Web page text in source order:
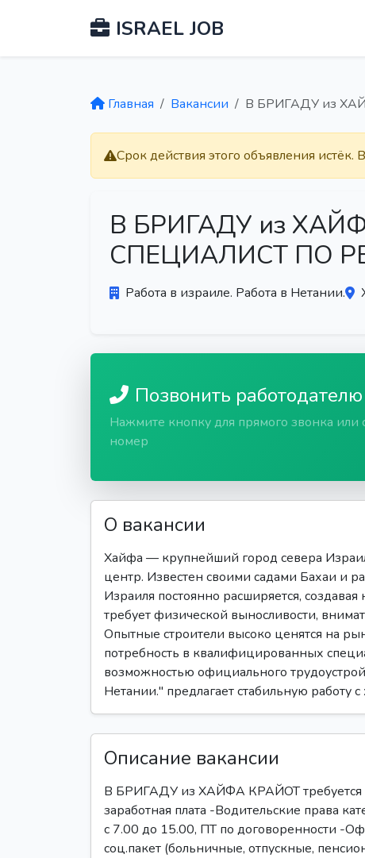
ISRAEL JOB
Главная Вакансии В БРИГАДУ из
Срок действия этого объявления
В БРИГАДУ из
СПЕЦИАЛИСТ ПО
Работа в израиле. Работа в Нетании.
Позвонить работодателю
Нажмите кнопку для прямого звонка или
номер
О вакансии
Хайфа — крупнейший город севера
центр. Известен своими садами Бахаи и
Израиля постоянно расширяется,
требует физической выносливости,
Опытные строители высоко ценятся на
потребность в квалифицированных
возможностью официального
Нетании." предлагает стабильную работу
Описание вакансии
В БРИГАДУ из ХАЙФА КРАЙОТ
заработная плата -Водительские права
с 7.00 до 15.00, ПТ по договоренности -
соц.пакет (больничные, отпускные,